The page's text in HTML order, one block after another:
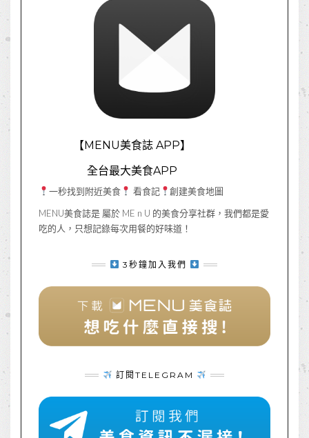
【MENU美食誌 APP】
全台最大美食APP
一秒找到附近美食 看食記
創建美食地圖
MENU美食誌是 屬於 ME n U 的美食分享社群，我們都是愛
吃的人，只想記錄每次用餐的好味道！
3秒鐘加入我們
訂閱TELEGRAM